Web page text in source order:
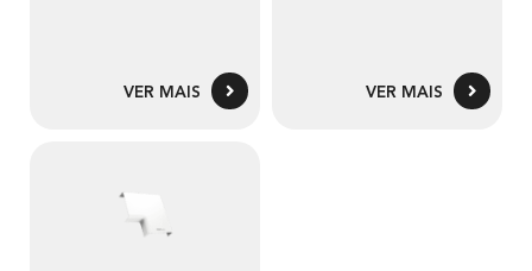
VER MAIS VER MAIS